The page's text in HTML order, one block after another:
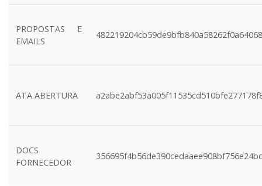
PROPOSTAS E
EMAILS
ATA ABERTURA
DOCS
FORNECEDOR